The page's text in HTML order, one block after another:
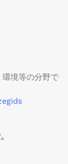
境等の分野で